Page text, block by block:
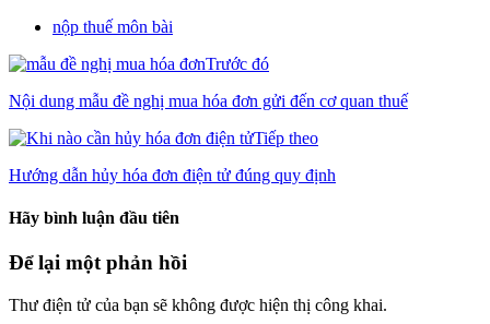
nộp thuế môn bài
Trước đó
Nội dung mẫu đề nghị mua hóa đơn gửi đến cơ quan thuế
Tiếp theo
Hướng dẫn hủy hóa đơn điện tử đúng quy định
Hãy bình luận đầu tiên
Để lại một phản hồi
Thư điện tử của bạn sẽ không được hiện thị công khai.